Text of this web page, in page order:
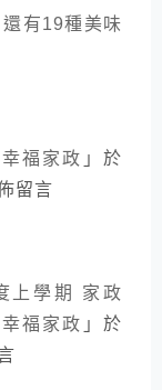
有19種美味
福家政 」於
留言
上學期 家政
福家政 」於